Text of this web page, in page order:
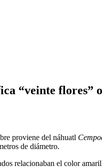
“veinte flores”
proviene del náhuatl
de diámetro.
relacionaban el color